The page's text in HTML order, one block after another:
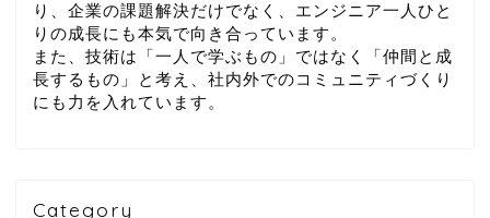
り、企業の課題解決だけでなく、エンジニア一人ひと
りの成長にも本気で向き合っています。
また、技術は「一人で学ぶもの」ではなく「仲間と成
長するもの」と考え、社内外でのコミュニティづくり
にも力を入れています。
Category